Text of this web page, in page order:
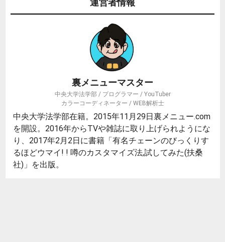
裏メニューマスター
中央大学法学部 / プログラマー / YouTuber
カラーコーディネーター / WEB解析士
中央大学法学部在籍。2015年11月29日裏メニュー.com
を開設。2016年からTVや雑誌に取り上げられようにな
り、2017年2月2日に書籍「有名チェーンのびっくりす
るほどウマイ! ! 噂のカスタマイズ法,試してみた(扶桑
社)」を出版。